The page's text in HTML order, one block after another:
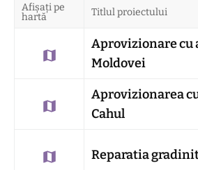
Afișați pe
hartă
Titlul proiectului
Aprovizionare cu
Moldovei
Aprovizionarea
Cahul
Reparatia